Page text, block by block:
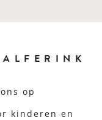
op
kinderen en